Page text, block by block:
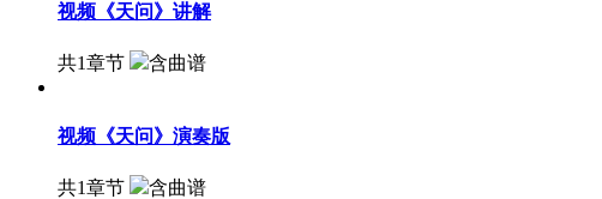
视频 《天问》讲解
共1章节 含曲谱
视频 《天问》演奏版
共1章节 含曲谱